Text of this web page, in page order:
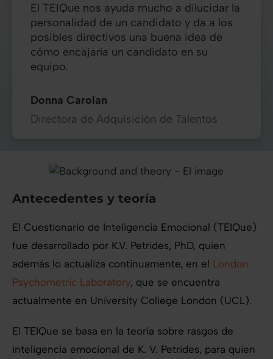
El TEIQue nos ayuda mucho a dilucidar la
personalidad de un candidato y da a los
posibles directivos una buena idea de
cómo encajaría un candidato en su
equipo.
Donna Carolan
Directora de Adquisición de Talentos
Antecedentes y teoría
El Cuestionario de Inteligencia Emocional (TEIQue)
fue desarrollado por K.V. Petrides, PhD, quien
además lo actualiza continuamente, en el London
Psychometric Laboratory, que se encuentra
actualmente en University College London (UCL).
El TEIQue se basa en la teoría sobre rasgos de
inteligencia emocional de K. V. Petrides, para quien